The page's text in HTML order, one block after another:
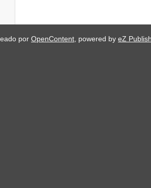
porOpenContent, powered byeZ